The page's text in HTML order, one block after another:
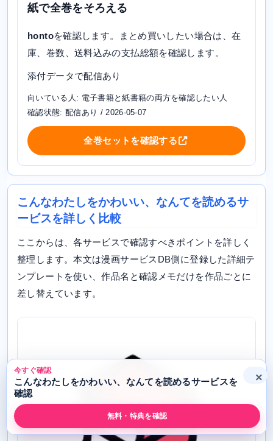
紙で全巻をそろえる
hontoを確認します。まとめ買いしたい場合は、在
庫、巻数、送料込みの支払総額を確認します。
添付データで配信あり
向いている人: 電子書籍と紙書籍の両方を確認したい人
確認状態: 配信あり / 2026-05-07
全巻セットを確認する
こんなわたしをかわいい、なんてを読めるサ
ービスを詳しく比較
ここからは、各サービスで確認すべきポイントを詳しく
整理します。本文は漫画サービスDB側に登録した詳細テ
ンプレートを使い、作品名と確認メモだけを作品ごとに
差し替えています。
今すぐ確認
こんなわたしをかわいい、なんてを読めるサービスを
確認
無料・特典を確認
×